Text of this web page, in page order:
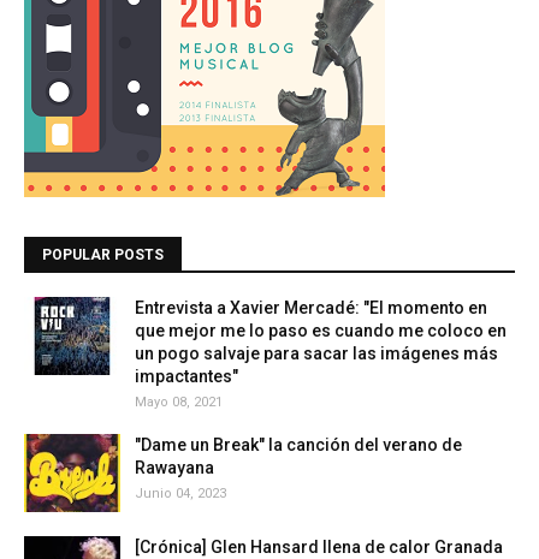
POPULAR POSTS
Entrevista a Xavier Mercadé: "El momento en
que mejor me lo paso es cuando me coloco en
un pogo salvaje para sacar las imágenes más
impactantes"
Mayo 08, 2021
"Dame un Break" la canción del verano de
Rawayana
Junio 04, 2023
[Crónica] Glen Hansard llena de calor Granada